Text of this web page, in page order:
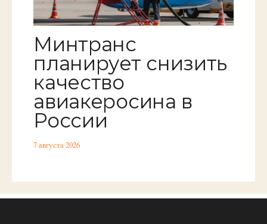
Минтранс
планирует снизить
качество
авиакеросина в
России
7 августа 2026